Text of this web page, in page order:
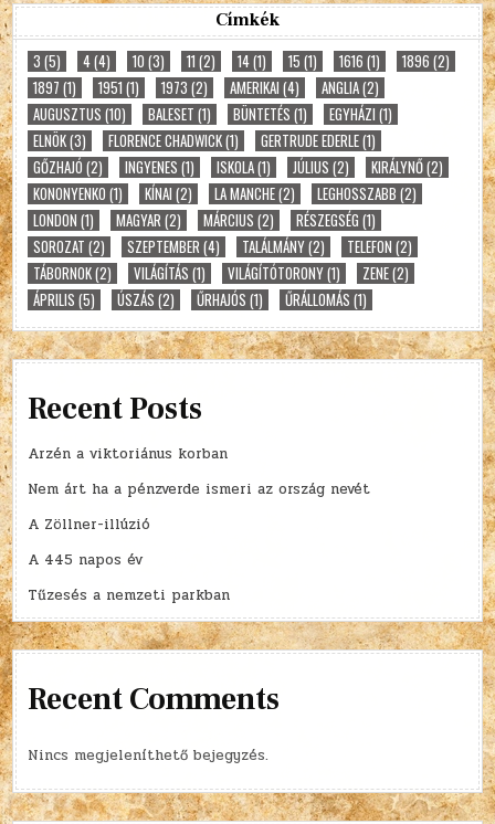
Címkék
3 (5) 4(4) 10 (3) 11 (2) 14(1) 15 (1) 1616 (1) 1896 (2)
1897 (1) 1951 (1) 1973 (2) AMERIKAI (4) ANGLIA(2)
AUGUSZTUS (10) BALESET (1) BÜNTETÉS (1) EGYHÁZI (1)
ELNÖK(3) FLORENCE CHADWICK(1) GERTRUDE EDERLE(1)
GŐZHAJÓ (2) INGYENES (1) ISKOLA(1) JÚLIUS (2) KIRÁLYNŐ(2)
KONONYENKO (1) KÍNAI (2) LA MANCHE(2) LEGHOSSZABB (2)
LONDON (1) MAGYAR(2) MÁRCIUS (2) RÉSZEGSÉG (1)
SOROZAT (2) SZEPTEMBER(4) TALÁLMÁNY(2) TELEFON (2)
TÁBORNOK(2) VILÁGÍTÁS (1) VILÁGÍTÓTORONY(1) ZENE(2)
ÁPRILIS (5) ÚSZÁS (2) ŰRHAJÓS (1) ŰRÁLLOMÁS (1)
Recent Posts
Arzén a viktoriánus korban
Nem árt ha a pénzverde ismeri az ország nevét
A Zöllner-illúzió
A 445 napos év
Tűzesés a nemzeti parkban
Recent Comments
Nincs megjeleníthető bejegyzés.